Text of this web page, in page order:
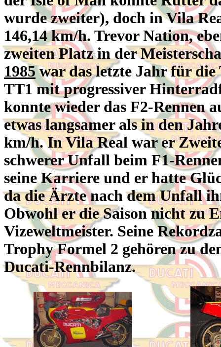
wurde zweiter), doch in Vila
146,14 km/h. Trevor Nation,
zweiten Platz in der
1985war das letzte Jahr für
TT1 mit progressiver
konnte wieder das F2-Rennen
etwas langsamer als in den
km/h. In Vila Real war er
schwerer Unfall beim F1-
seine Karriere und er hatte
da die Ärzte nach dem Unfall
Obwohl er die Saison nicht zu
Vizeweltmeister. Seine
Trophy Formel 2 gehören zu
Ducati-Rennbilanz.